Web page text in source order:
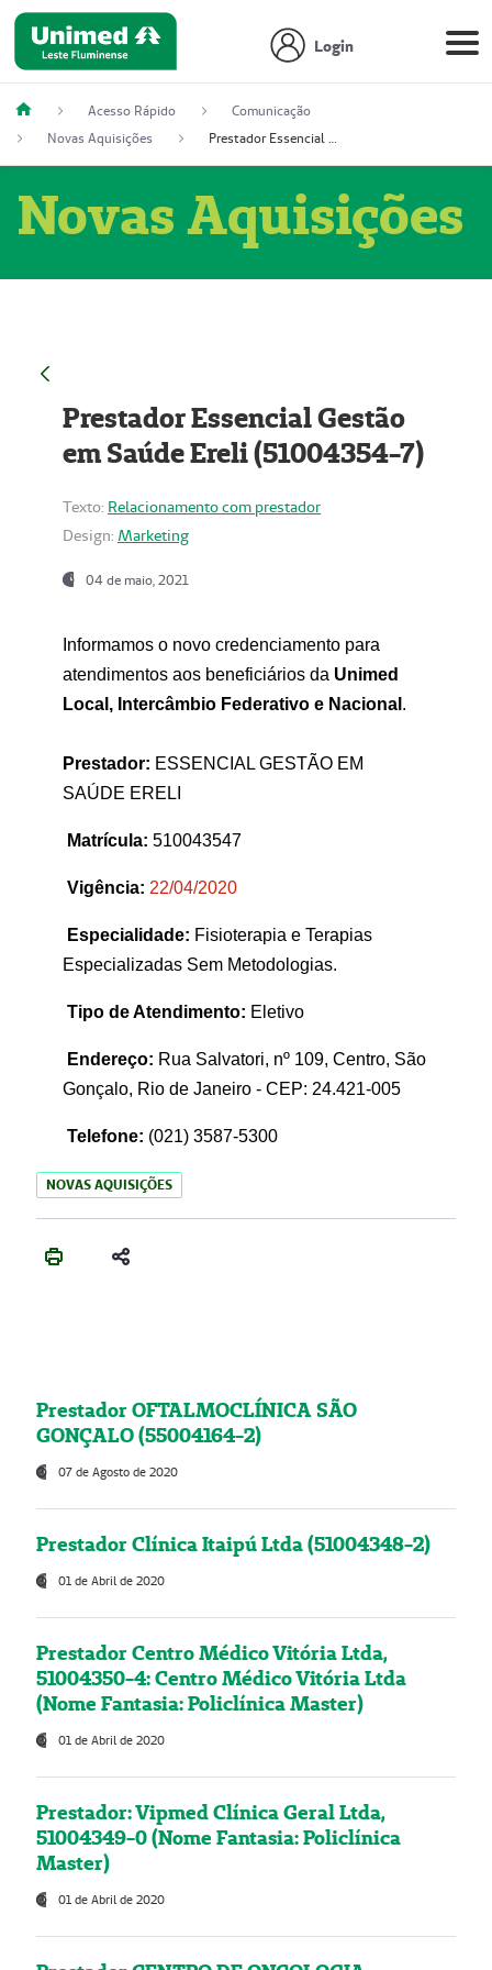
Login
Acesso Rápido
Comunicação
Novas Aquisições
Prestador Essencial Gestão em Saúde Ereli (51004354-7)
Novas Aquisições
Prestador Essencial Gestão
em Saúde Ereli (51004354-7)
Texto: Relacionamento com prestador
Design: Marketing
04 de maio, 2021
Informamos o novo credenciamento para
atendimentos aos beneficiários da Unimed
Local, Intercâmbio Federativo e Nacional .
Prestador: ESSENCIAL GESTÃO EM
SAÚDE ERELI
Matrícula: 510043547
Vigência: 22/04/2020
Especialidade: Fisioterapia e Terapias
Especializadas Sem Metodologias.
Tipo de Atendimento: Eletivo
Endereço: Rua Salvatori, nº 109, Centro, São
Gonçalo, Rio de Janeiro - CEP: 24.421-005
Telefone: (021) 3587-5300
NOVAS AQUISIÇÕES
Prestador OFTALMOCLÍNICA SÃO
GONÇALO (55004164-2)
07 de Agosto de 2020
Prestador Clínica Itaipú Ltda (51004348-2)
01 de Abril de 2020
Prestador Centro Médico Vitória Ltda,
51004350-4: Centro Médico Vitória Ltda
(Nome Fantasia: Policlínica Master)
01 de Abril de 2020
Prestador: Vipmed Clínica Geral Ltda,
51004349-0 (Nome Fantasia: Policlínica
Master)
01 de Abril de 2020